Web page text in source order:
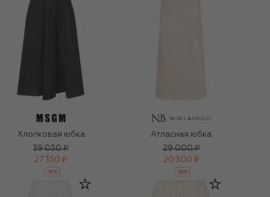
Хлопковая юбка
39 050 ₽
27 350 ₽
-30%
Атласная юбка
29 000 ₽
20 300 ₽
-30%